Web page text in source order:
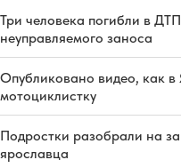
Три человека погибли в
неуправляемого заноса
Опубликовано видео, как в
мотоциклистку
Подростки разобрали на
ярославца